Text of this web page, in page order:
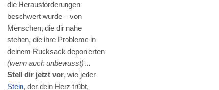
die Herausforderungen
beschwert wurde – von
Menschen, die dir nahe
stehen, die ihre Probleme in
deinem Rucksack deponierten
(wenn auch unbewusst)…
Stell dir jetzt vor, wie jeder
Stein, der dein Herz trübt,